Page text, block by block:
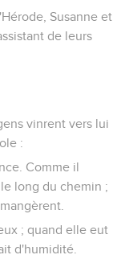
Susanne et
de leurs
vinrent vers lui
:
Comme il
long du chemin ;
; quand elle eut
d'humidité.